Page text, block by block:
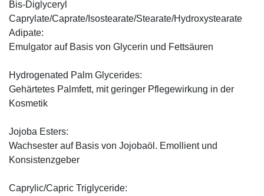
Bis-Diglyceryl
Caprylate/Caprate/Isostearate/Stearate/Hydroxystearate
Adipate:
Emulgator auf Basis von Glycerin und Fettsäuren
Hydrogenated Palm Glycerides:
Gehärtetes Palmfett, mit geringer Pflegewirkung in der
Kosmetik
Jojoba Esters:
Wachsester auf Basis von Jojobaöl. Emollient und
Konsistenzgeber
Caprylic/Capric Triglyceride: